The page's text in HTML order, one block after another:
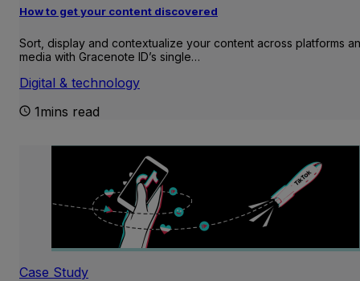
How to get your content discovered
Sort, display and contextualize your content across platforms
media with Gracenote ID’s single…
Digital & technology
1mins read
Case Study